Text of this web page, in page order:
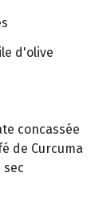
d'olive
concassée
de Curcuma
sec